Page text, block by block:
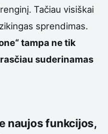
Tačiau visiškai
sprendimas.
tampa ne tik
suderinamas
naujos funkcijos,